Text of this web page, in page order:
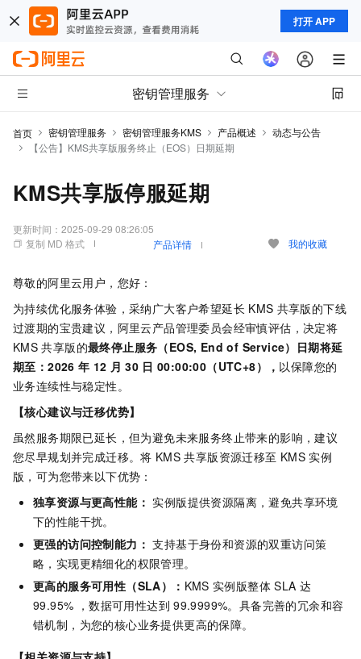
打开 APP
密钥管理服务
首页 密钥管理服务 密钥管理服务KMS 产品概述
动态与公告
【公告】KMS共享版服务终止（EOS）日期延期
KMS共享版停服延期
更新时间： 2025-09-29 08:26:05
复制 MD 格式
产品详情 我的收藏
尊敬的阿里云用户，您好：
为持续优化服务体验，采纳广大客户希望延长 KMS 共享版的下线
过渡期的宝贵建议，阿里云产品管理委员会经审慎评估，决定将
KMS 共享版的最终停止服务（EOS, End of Service）日期将延
期至：2026 年 12 月 30 日 00:00:00（UTC+8）， 以保障您的
业务连续性与稳定性。
【核心建议与迁移优势】
虽然服务期限已延长，但为避免未来服务终止带来的影响，建议
您尽早规划并完成迁移。将 KMS 共享版资源迁移至 KMS 实例
版，可为您带来以下优势：
独享资源与更高性能： 实例版提供资源隔离，避免共享环境
下的性能干扰。
更强的访问控制能力： 支持基于身份和资源的双重访问策
略，实现更精细化的权限管理。
更高的服务可用性（SLA）： KMS 实例版整体 SLA 达
99.95% ，数据可用性达到 99.9999%。具备完善的冗余和容
错机制，为您的核心业务提供更高的保障。